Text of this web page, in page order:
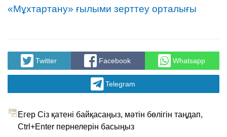
«Мұхтартану» ғылыми зерттеу орталығы
Twitter Facebook Whatsapp
Telegram
Егер Сіз қатені байқасаңыз, мәтін бөлігін таңдап,
Ctrl+Enter пернелерін басыңыз